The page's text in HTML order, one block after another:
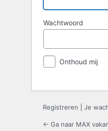
Wachtwoord
Onthoud mij
Registreren Je
← Ga naar MAX